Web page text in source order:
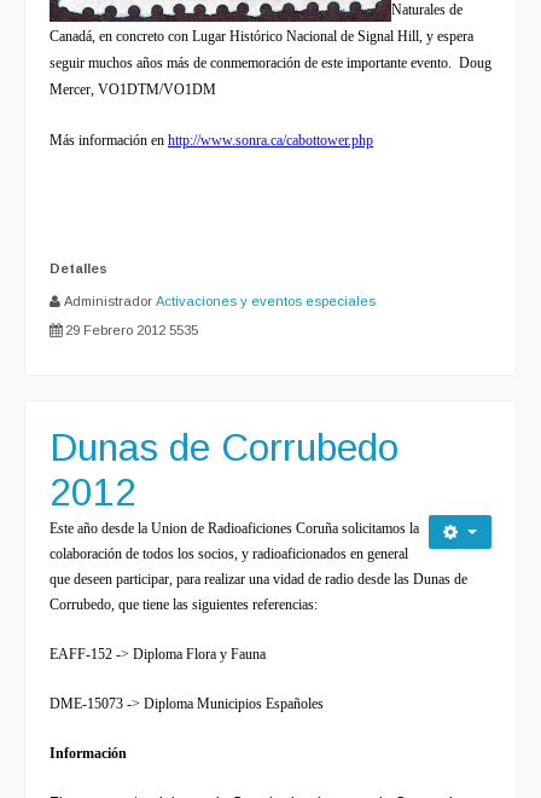
Naturales de
Canadá, en concreto con Lugar Histórico Nacional de Signal Hill, y espera
seguir muchos años más de conmemoración de este importante evento. Doug
Mercer, VO1DTM/VO1DM
Más información en http://www.sonra.ca/cabottower.php
Detalles
Administrador Activaciones y eventos especiales
29 Febrero 2012 5535
Dunas de Corrubedo
2012
Este año desde la Union de Radioaficiones Coruña solicitamos la
colaboración de todos los socios, y radioaficionados en general
que deseen participar, para realizar una vidad de radio desde las Dunas de
Corrubedo, que tiene las siguientes referencias:
EAFF-152 -> Diploma Flora y Fauna
DME-15073 -> Diploma Municipios Españoles
Información